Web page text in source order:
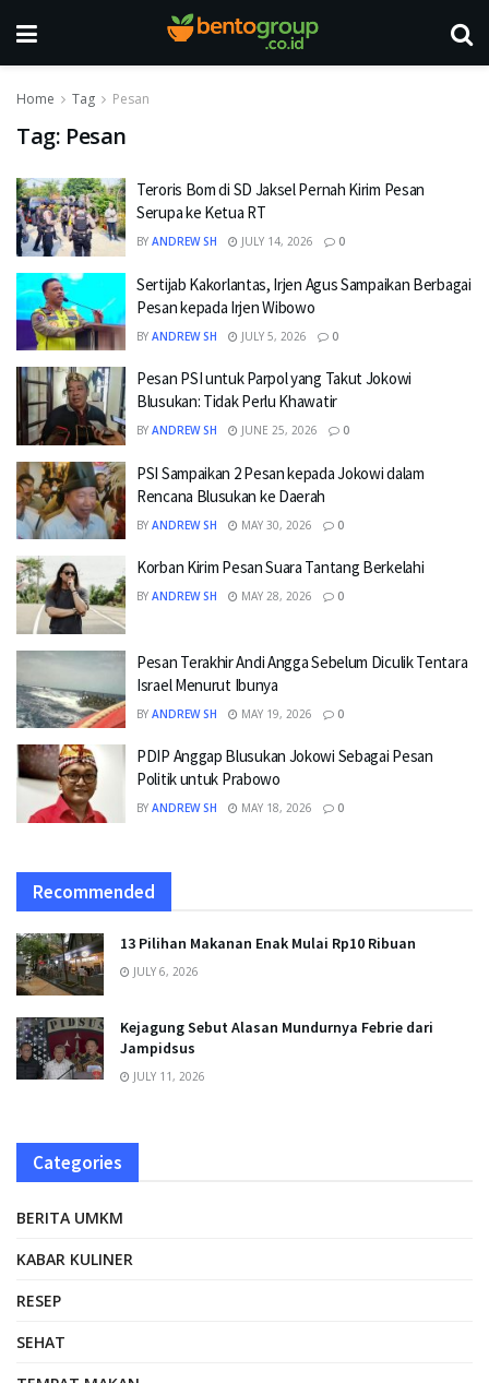
Home Tag Pesan
Tag: Pesan
Teroris Bom di SD Jaksel Pernah Kirim Pesan
Serupa ke Ketua RT
BY ANDREW SH JULY 14, 2026 0
Sertijab Kakorlantas, Irjen Agus Sampaikan Berbagai
Pesan kepada Irjen Wibowo
BY ANDREW SH JULY 5, 2026 0
Pesan PSI untuk Parpol yang Takut Jokowi
Blusukan: Tidak Perlu Khawatir
BY ANDREW SH JUNE 25, 2026 0
PSI Sampaikan 2 Pesan kepada Jokowi dalam
Rencana Blusukan ke Daerah
BY ANDREW SH MAY 30, 2026 0
Korban Kirim Pesan Suara Tantang Berkelahi
BY ANDREW SH MAY 28, 2026 0
Pesan Terakhir Andi Angga Sebelum Diculik Tentara
Israel Menurut Ibunya
BY ANDREW SH MAY 19, 2026 0
PDIP Anggap Blusukan Jokowi Sebagai Pesan
Politik untuk Prabowo
BY ANDREW SH MAY 18, 2026 0
Recommended
13 Pilihan Makanan Enak Mulai Rp10 Ribuan
JULY 6, 2026
Kejagung Sebut Alasan Mundurnya Febrie dari
Jampidsus
JULY 11, 2026
Categories
BERITA UMKM
KABAR KULINER
RESEP
SEHAT